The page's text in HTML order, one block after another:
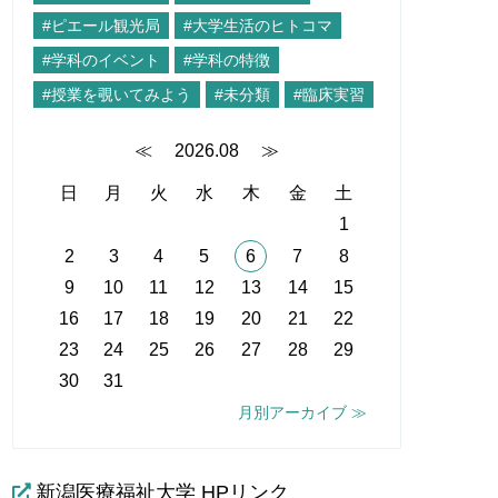
#ピエール観光局
#大学生活のヒトコマ
#学科のイベント
#学科の特徴
#授業を覗いてみよう
#未分類 #臨床実習
≪ 2026.08 ≫
日 月 火 水 木 金
土
1
2
3 4 5 6 7
8
9
10 11 12 13 14
15
16
17 18 19 20 21
22
23
24 25 26 27 28
29
30
31
月別アーカイブ ≫
新潟医療福祉大学 HPリンク